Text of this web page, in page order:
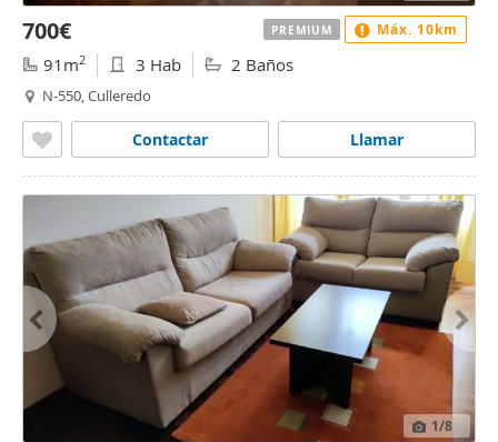
700€
91m2 3 Hab 2 Baños
N-550, Culleredo
Llamar
Contactar
PREMIUM Máx. 10km
1/8